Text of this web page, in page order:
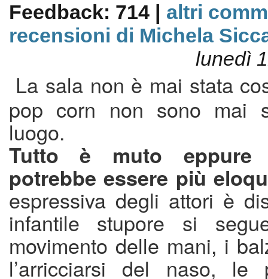
Feedback: 714 | altri
recensioni di Michela
lunedì
La sala non è mai stata
pop corn non sono mai
luogo.
Tutto è muto eppure
potrebbe essere più
espressiva degli attori è
infantile stupore si
movimento delle mani, i
l’arricciarsi del naso, le